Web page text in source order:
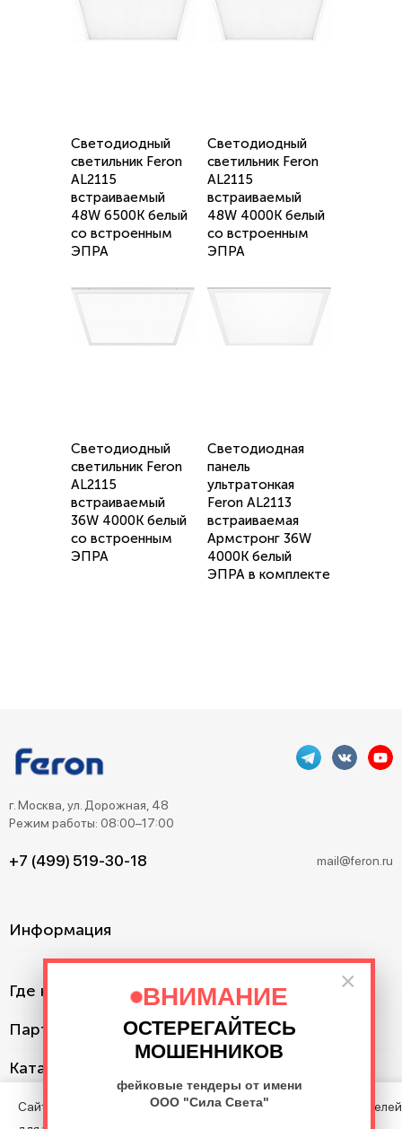
×
ВНИМАНИЕ
ОСТЕРЕГАЙТЕСЬ
МОШЕННИКОВ
фейковые тендеры от имени
ООО "Сила Света"
Светодиодный
светильник Feron
AL2115
встраиваемый
48W 6500K белый
со встроенным
ЭПРА
Светодиодный
светильник Feron
AL2115
встраиваемый
48W 4000K белый
со встроенным
ЭПРА
Светодиодный
светильник Feron
AL2115
встраиваемый
36W 4000K белый
со встроенным
ЭПРА
Светодиодная
панель
ультратонкая
Feron AL2113
встраиваемая
Армстронг 36W
4000K белый
ЭПРА в комплекте
г. Москва, ул. Дорожная, 48
Режим работы: 08:00–17:00
+7 (499) 519-30-18 mail@feron.ru
Информация
Где купить?
Партнерам
Каталог
Сайт использует cookie с целью анализа поведения посетителей